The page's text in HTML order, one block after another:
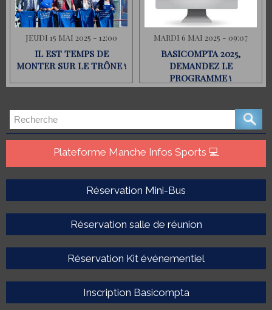
JEUDI 15 MAI 2025 - 12:00
IL EST TEMPS DE
MONTER SUR LE TRÔNE !
MARDI 6 MAI 2025 - 09:07
BASICOMPTA 2025,
DEMANDEZ LE
PROGRAMME !
Plateforme Manche Infos Sports 💻
Réservation Mini-Bus
Réservation salle de réunion
Réservation Kit événementiel
Inscription Basicompta